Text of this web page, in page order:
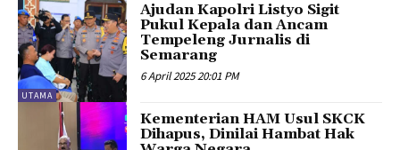
UTAMA
Ajudan Kapolri Listyo Sigit
Pukul Kepala dan Ancam
Tempeleng Jurnalis di
Semarang
6 April 2025 20:01 PM
Kementerian HAM Usul SKCK
Dihapus, Dinilai Hambat Hak